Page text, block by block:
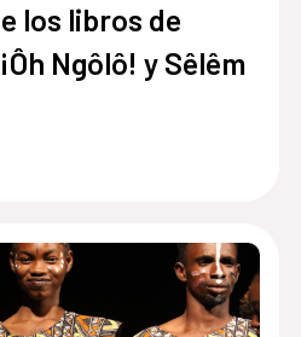
los libros de
Ngôlô! y Sêlêm